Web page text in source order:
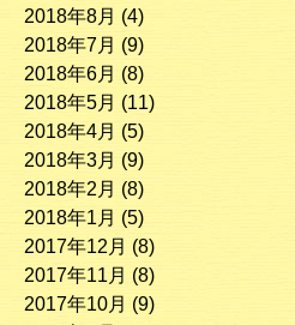
2018年8月 (4)
2018年7月 (9)
2018年6月 (8)
2018年5月 (11)
2018年4月 (5)
2018年3月 (9)
2018年2月 (8)
2018年1月 (5)
2017年12月 (8)
2017年11月 (8)
2017年10月 (9)